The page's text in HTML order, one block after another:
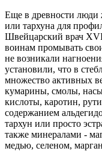
Еще в древности люди
или тархуна для
Швейцарский врач
воинам промывать
не возникали
установили, что в
множество активных
кумарины, смолы,
кислоты, каротин,
содержанием
тархун или просто
также минералами -
медью, селеном,